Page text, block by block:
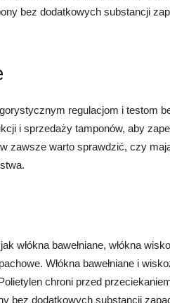
bez dodatkowych substancji
regulacjom i testom
i sprzedaży tamponów, aby
zawsze warto sprawdzić, czy
włókna bawełniane, włókna
Włókna bawełniane i
chroni przed
bez dodatkowych substancji